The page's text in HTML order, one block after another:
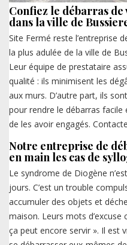
Confiez le débarras de
dans la ville de
Site Fermé reste l’entreprise
la plus adulée de la ville de
Leur équipe de prestataire
qualité : ils minimisent les
aux murs. D’autre part, ils
pour rendre le débarras facile
de les avoir engagés.
Notre entreprise de
en main les cas de
Le syndrome de Diogène
jours. C’est un trouble
accumuler des objets et
maison. Leurs mots d’excuse
ça peut encore servir ». Il est